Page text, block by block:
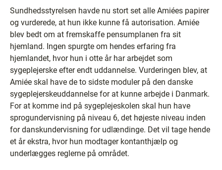
Sundhedsstyrelsen havde nu stort set alle Amiées papirer
og vurderede, at hun ikke kunne få autorisation. Amiée
blev bedt om at fremskaffe pensumplanen fra sit
hjemland. Ingen spurgte om hendes erfaring fra
hjemlandet, hvor hun i otte år har arbejdet som
sygeplejerske efter endt uddannelse. Vurderingen blev, at
Amiée skal have de to sidste moduler på den danske
sygeplejerskeuddannelse for at kunne arbejde i Danmark.
For at komme ind på sygeplejeskolen skal hun have
sprogundervisning på niveau 6, det højeste niveau inden
for danskundervisning for udlændinge. Det vil tage hende
et år ekstra, hvor hun modtager kontanthjælp og
underlægges reglerne på området.